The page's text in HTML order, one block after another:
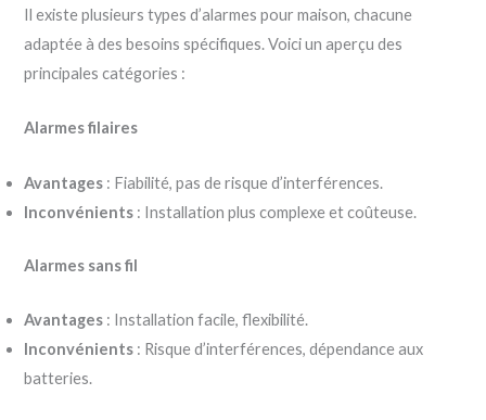
Il existe plusieurs types d’alarmes pour maison, chacune
adaptée à des besoins spécifiques. Voici un aperçu des
principales catégories :
Alarmes filaires
Avantages : Fiabilité, pas de risque d’interférences.
Inconvénients : Installation plus complexe et coûteuse.
Alarmes sans fil
Avantages : Installation facile, flexibilité.
Inconvénients : Risque d’interférences, dépendance aux
batteries.